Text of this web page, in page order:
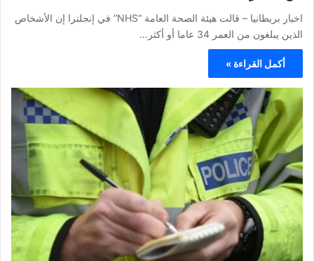
اخبار بريطانيا – قالت هيئة الصحة العامة “NHS” في إنجلترا إن الأشخاص
الذين يبلغون من العمر 34 عاما أو أكثر…
أكمل القراءة »